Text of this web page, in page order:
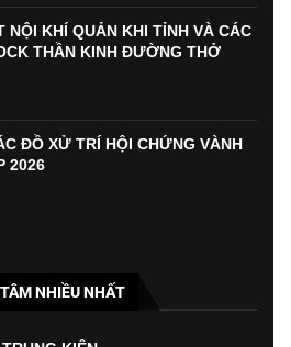
NỘI KHÍ QUẢN KHI TỈNH VÀ CÁC
THẦN KINH ĐƯỜNG THỞ
ĐỒ XỬ TRÍ HỘI CHỨNG VÀNH
2026
NHIỀU NHẤT